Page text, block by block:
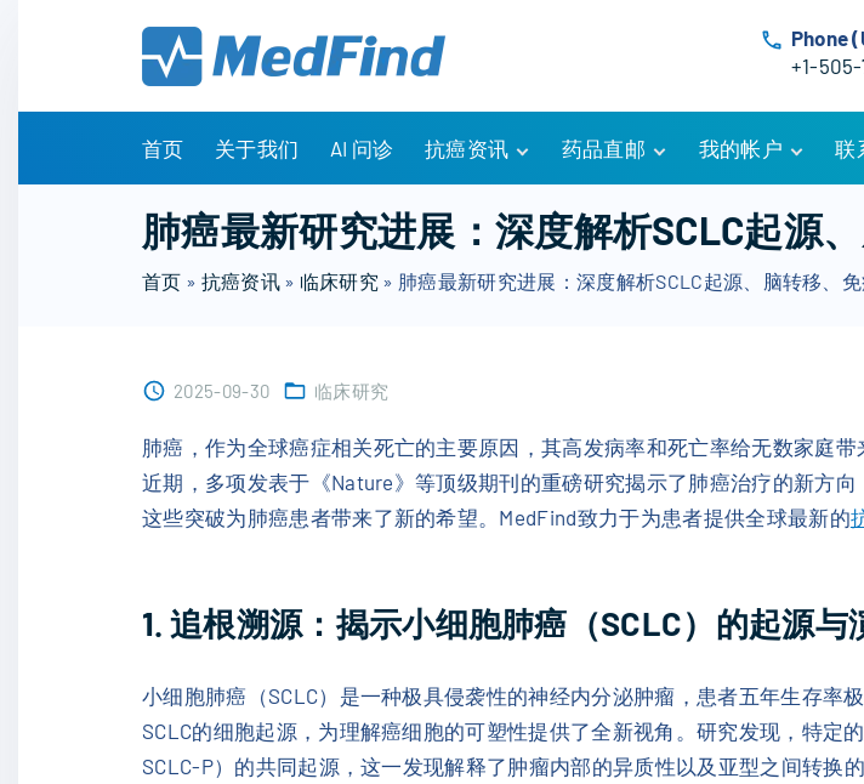
Phone
+1-
首页 关于我们 AI 问诊 抗癌资讯
有问有答
诊疗指南
药物信息
药品直邮
购物车
订单追踪
优惠活动
我的帐户
账户详情
我的订单
联
肺癌最新研究进展：深度解析SCLC起源
首页 » 抗癌资讯» 临床研究 » 肺癌最新研究进展：深度解析SCLC起源、脑转移、
2025-09-30 临床研究
肺癌，作为全球癌症相关死亡的主要原因，其高发病率和死亡率给无数家庭
近期，多项发表于《Nature》等顶级期刊的重磅研究揭示了肺癌治疗的新方
这些突破为肺癌患者带来了新的希望。MedFind致力于为患者提供全球最新的
1. 追根溯源：揭示小细胞肺癌（SCLC）的起源与
小细胞肺癌（SCLC）是一种极具侵袭性的神经内分泌肿瘤，患者五年生存率
SCLC的细胞起源，为理解癌细胞的可塑性提供了全新视角。研究发现，特定
SCLC-P）的共同起源，这一发现解释了肿瘤内部的异质性以及亚型之间转换